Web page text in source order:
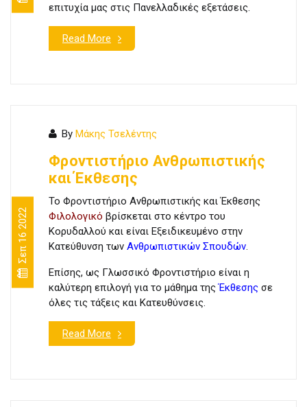
επιτυχία μας στις Πανελλαδικές εξετάσεις.
Read More
Σεπ 16 2022
By Μάκης Τσελέντης
Φροντιστήριο Ανθρωπιστικής
και Έκθεσης
Το Φροντιστήριο Ανθρωπιστικής και Έκθεσης
Φιλολογικό βρίσκεται στο κέντρο του
Κορυδαλλού και είναι Eξειδικευμένο στην
Κατεύθυνση των Ανθρωπιστικών Σπουδών.
Επίσης, ως Γλωσσικό Φροντιστήριο είναι η
καλύτερη επιλογή για το μάθημα τηςΈκθεσης σε
όλες τις τάξεις και Κατευθύνσεις.
Read More